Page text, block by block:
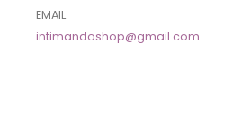
EMAIL:
intimandoshop@gmail.com